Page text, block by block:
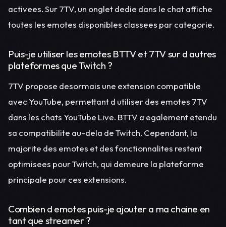
activees. Sur 7TV, un onglet dedie dans le chat affiche
toutes les emotes disponibles classees par categorie.
Puis-je utiliser les emotes BTTV et 7TV sur d autres
plateformes que Twitch ?
7TV propose desormais une extension compatible
avec YouTube, permettant d utiliser des emotes 7TV
dans les chats YouTube Live. BTTV a egalement etendu
sa compatibilite au-dela de Twitch. Cependant, la
majorite des emotes et des fonctionnalites restent
optimisees pour Twitch, qui demeure la plateforme
principale pour ces extensions.
Combien d emotes puis-je ajouter a ma chaine en
tant que streamer ?